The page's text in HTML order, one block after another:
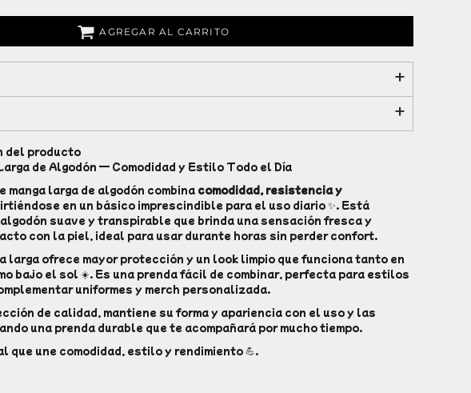
AGREGAR AL CARRITO
del producto
de Algodón — Comodidad y Estilo Todo el Día
manga larga de algodón combina comodidad, resistencia y
en un básico imprescindible para el uso diario ✨. Está
suave y transpirable que brinda una sensación fresca y
con la piel, ideal para usar durante horas sin perder confort.
larga ofrece mayor protección y un look limpio que funciona tanto en
bajo el sol ☀️. Es una prenda fácil de combinar, perfecta para estilos
uniformes y merch personalizada.
de calidad, mantiene su forma y apariencia con el uso y las
una prenda durable que te acompañará por mucho tiempo.
que une comodidad, estilo y rendimiento 💪.